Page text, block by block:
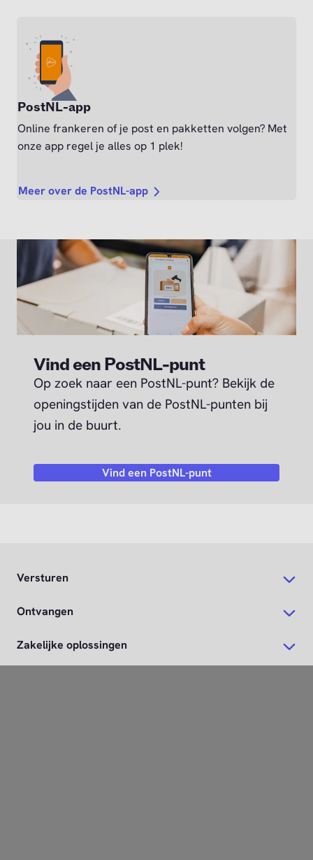
PostNL-app
Online frankeren of je post en pakketten volgen? Met
onze app regel je alles op 1 plek!
Meer over de PostNL-app
Vind een PostNL-punt
Op zoek naar een PostNL-punt? Bekijk de
openingstijden van de PostNL-punten bij
jou in de buurt.
Vind een PostNL-punt
Versturen
Ontvangen
Zakelijke oplossingen